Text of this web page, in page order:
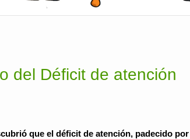
del Déficit de atención
que el déficit de atención, padecido por